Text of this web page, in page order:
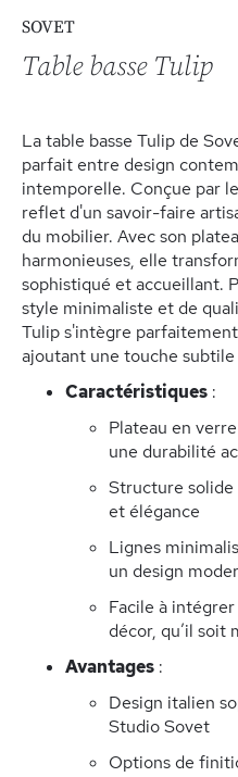
the
beginning
images
gallery
SOVET
Table basse Tulip
La table basse Tulip de
parfait entre design
intemporelle. Conçue par
reflet d'un savoir-faire
du mobilier. Avec son
harmonieuses, elle
sophistiqué et accueillant.
style minimaliste et de
Tulip s'intègre
ajoutant une touche
Caractéristiques :
Plateau en
une durabilité
Structure solide
et élégance
Lignes
un design
Facile à
décor, qu’il soit
Avantages :
Design italien
Studio Sovet
Options de